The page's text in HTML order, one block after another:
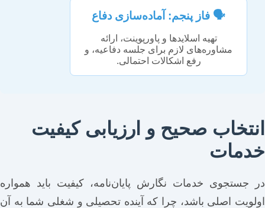
🗣️ فاز پنجم: آماده‌سازی دفاع
تهیه اسلایدها و پاورپوینت، ارائه
مشاوره‌های لازم برای جلسه دفاعیه، و
رفع اشکالات احتمالی.
انتخاب صحیح و ارزیابی کیفیت
خدمات
در جستجوی خدمات نگارش پایان‌نامه، کیفیت باید همواره
اولویت اصلی باشد، چرا که آینده تحصیلی و شغلی شما به آن